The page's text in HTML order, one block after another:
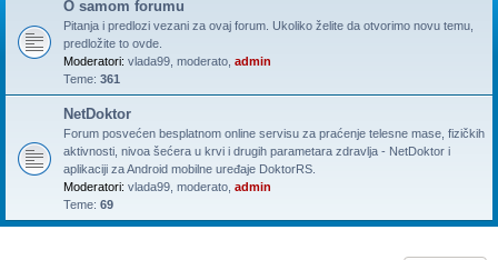
O samom forumu
Pitanja i predlozi vezani za ovaj forum. Ukoliko želite da otvorimo novu temu,
predložite to ovde.
Moderatori: vlada99 moderato admin
Teme: 361
NetDoktor
Forum posvećen besplatnom online servisu za praćenje telesne mase, fizičkih
aktivnosti, nivoa šećera u krvi i drugih parametara zdravlja - NetDoktor i
aplikaciji za Android mobilne uređaje DoktorRS.
Moderatori: vlada99 moderato admin
Teme: 69